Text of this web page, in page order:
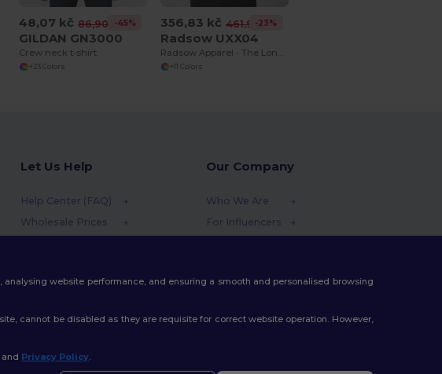
48,07 kč 86,90 kč-45%
GILDAN GN3000
Crew neck t-shirt
+23 Colors
356,83 kč 461,99 kč
-23%
Radsow UXX04
+11 Colors
Let Us Help
Help Center (FAQ)
Wholesale Prices
Coupon Codes
Our Company
Who We Are
For Influencers
website performance, and ensuring a smooth and personalised browsing
cannot be disabled as they are requisite for correct website operation. However,
and Privacy Policy.